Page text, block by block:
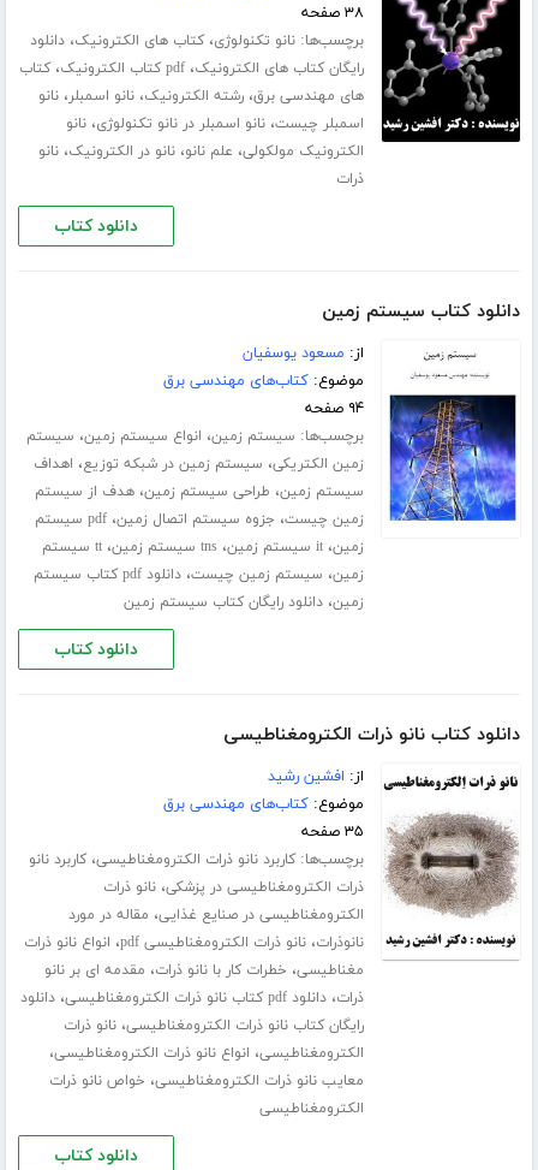
۳۸ صفحه
برچسب‌ها:نانو تکنولوژی،کتاب های الکترونیک،دانلود
رایگان کتاب های الکترونیک،pdf کتاب الکترونیک ،کتاب
های مهندسی برق،رشته الکترونیک،نانو اسمبلر،نانو
اسمبلر چیست،نانو اسمبلر در نانو تکنولوژی،نانو
الکترونیک مولکولی، علم نانو،نانو در الکترونیک،نانو
ذرات
دانلود کتاب
دانلود کتاب سیستم زمین
از: مسعود یوسفیان
موضوع:کتاب‌های مهندسی برق
۹۴ صفحه
برچسب‌ها: سیستم زمین، انواع سیستم زمین، سیستم
زمین الکتریکی، سیستم زمین در شبکه توزیع، اهداف
سیستم زمین، طراحی سیستم زمین،هدف از سیستم
زمین چیست، جزوه سیستم اتصال زمین،
pdf سیستم
زمین،it سیستم زمین ،tns سیستم زمین ،
tt سیستم
زمین، سیستم زمین چیست،
دانلود pdf کتاب سیستم
زمین،دانلود رایگان کتاب سیستم زمین
دانلود کتاب
دانلود کتاب نانو ذرات الکترومغناطیسی
از: افشین رشید
موضوع:کتاب‌های مهندسی برق
۳۵ صفحه
برچسب‌ها:کاربرد نانو ذرات الکترومغناطیسی،کاربرد نانو
ذرات الکترومغناطیسی در پزشکی،نانو ذرات
الکترومغناطیسی در صنایع غذایی، مقاله در مورد
نانوذرات،نانو ذرات الکترومغناطیسی pdf ، انواع نانو ذرات
مغناطیسی، خطرات کار با نانو ذرات، مقدمه ای بر نانو
ذرات،دانلود pdf کتاب نانو ذرات الکترومغناطیسی ،دانلود
رایگان کتاب نانو ذرات الکترومغناطیسی،نانو ذرات
الکترومغناطیسی، انواع نانو ذرات الکترومغناطیسی،
معایب نانو ذرات الکترومغناطیسی، خواص نانو ذرات
الکترومغناطیسی
دانلود کتاب